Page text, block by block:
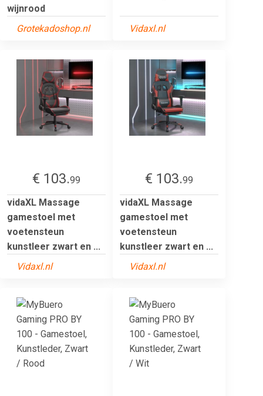
wijnrood
Grotekadoshop.nl
Vidaxl.nl
€ 103.99
vidaXL Massage
gamestoel met
voetensteun
kunstleer zwart en ...
Vidaxl.nl
€ 103.99
vidaXL Massage
gamestoel met
voetensteun
kunstleer zwart en ...
Vidaxl.nl